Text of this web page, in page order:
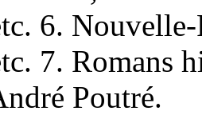
6.
7. Romans
Poutré.